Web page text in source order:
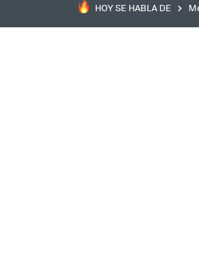
HOY SE HABLA DE